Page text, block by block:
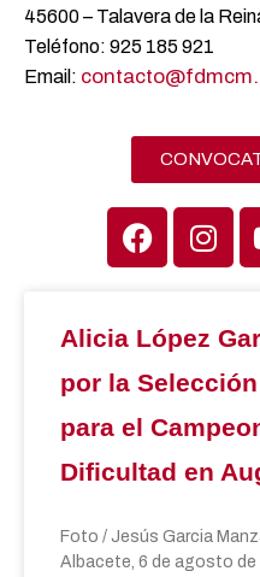
45600 – Talavera de la
Teléfono: 925 185 921
Email:
Alicia López
por la
para el
Dificultad en
Foto / Jesús Garcia
Albacete, 6 de agosto de